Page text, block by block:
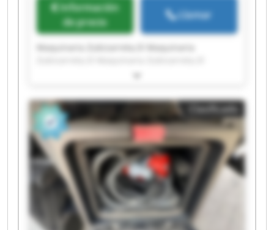
Información
de precio
Llamar
Maquinaria Zubizarreta,Sl Maquinaria
Maquinaria Zubizarreta,Sl Maquinaria
Zubizarreta,Sl Maquinaria Zubizarreta,Sl
Maquinaria Zubizarreta,Sl Maquinaria
Zubizarreta,Sl Maquinaria Zubizarreta,Sl
Maquinaria Zubizarreta,Sl Maquinaria
Zubizarreta,Sl Maquinaria Zubizarreta,Sl
Maquinaria Zubizarreta,Sl Maquinaria
Zubizarreta,Sl Maquinaria Zubizarreta,Sl
Maquinaria Zubizarreta,Sl Maquinaria
Zubizarreta,Sl